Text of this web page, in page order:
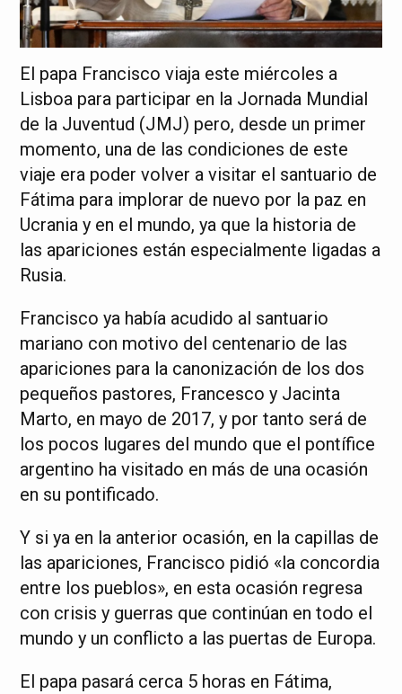
El papa Francisco viaja este miércoles a
Lisboa para participar en la Jornada Mundial
de la Juventud (JMJ) pero, desde un primer
momento, una de las condiciones de este
viaje era poder volver a visitar el santuario de
Fátima para implorar de nuevo por la paz en
Ucrania y en el mundo, ya que la historia de
las apariciones están especialmente ligadas a
Rusia.
Francisco ya había acudido al santuario
mariano con motivo del centenario de las
apariciones para la canonización de los dos
pequeños pastores, Francesco y Jacinta
Marto, en mayo de 2017, y por tanto será de
los pocos lugares del mundo que el pontífice
argentino ha visitado en más de una ocasión
en su pontificado.
Y si ya en la anterior ocasión, en la capillas de
las apariciones, Francisco pidió «la concordia
entre los pueblos», en esta ocasión regresa
con crisis y guerras que continúan en todo el
mundo y un conflicto a las puertas de Europa.
El papa pasará cerca 5 horas en Fátima,